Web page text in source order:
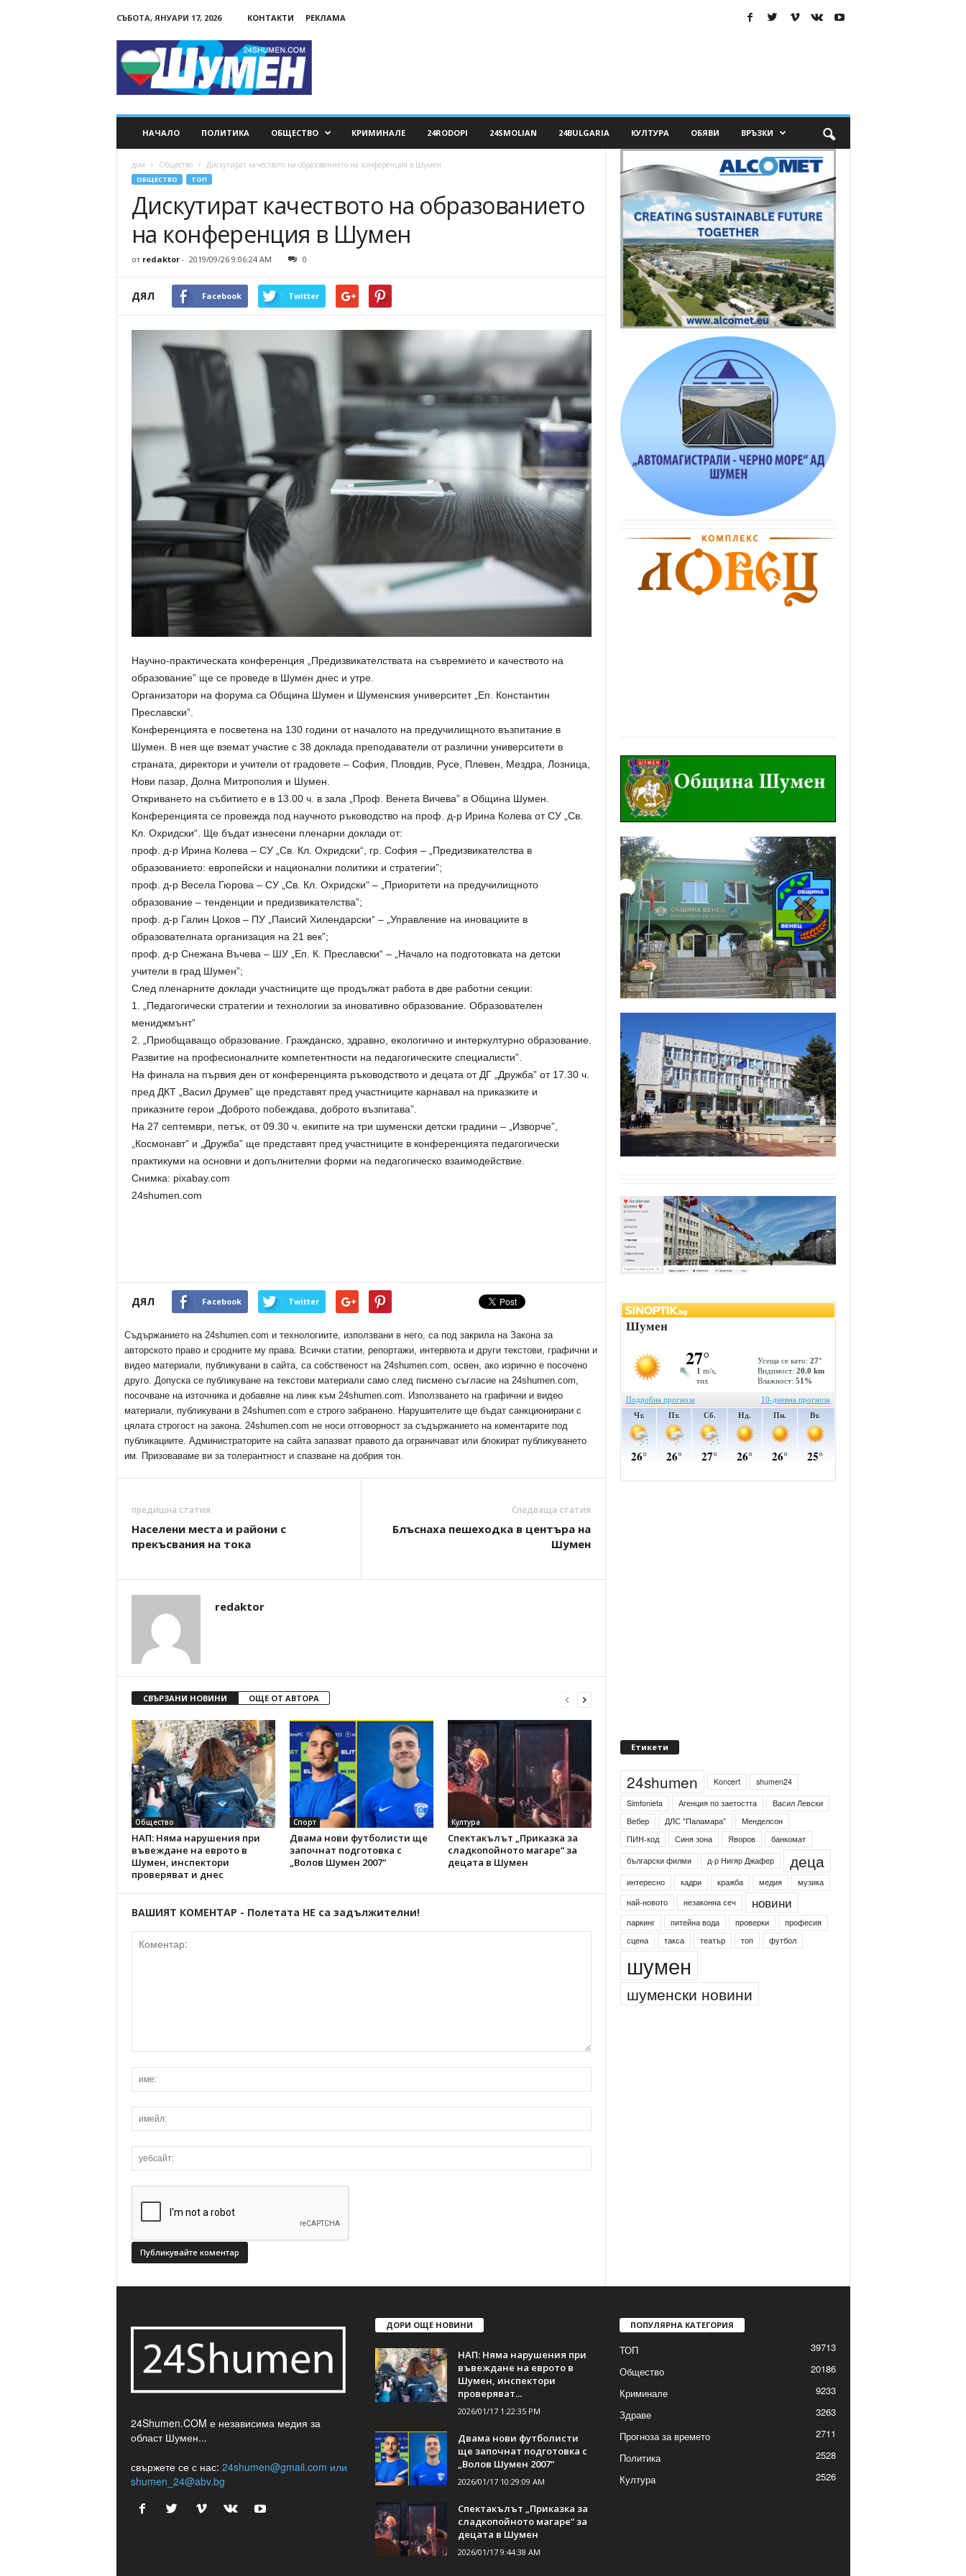
СЪБОТА, ЯНУАРИ 17, 2026 КОНТАКТИ РЕКЛАМА
НАЧАЛО ПОЛИТИКА ОБЩЕСТВО КРИМИНАЛЕ 24RODOPI 24SMOLIAN 24BULGARIA КУЛТУРА ОБЯВИ ВРЪЗКИ
дом Общество Дискутират качеството на образованието на конференция в Шумен
ОБЩЕСТВО ТОП
Дискутират качеството на образованието
на конференция в Шумен
от redaktor- 2019/09/26 9:06:24 AM 0
ДЯЛ Facebook Twitter
Научно-практическата конференция „Предизвикателствата на съвремието и качеството на
образование” ще се проведе в Шумен днес и утре.
Организатори на форума са Община Шумен и Шуменския университет „Еп. Константин
Преславски”.
Конференцията е посветена на 130 години от началото на предучилищното възпитание в
Шумен. В нея ще вземат участие с 38 доклада преподаватели от различни университети в
страната, директори и учители от градовете – София, Пловдив, Русе, Плевен, Мездра, Лозница,
Нови пазар, Долна Митрополия и Шумен.
Откриването на събитието е в 13.00 ч. в зала „Проф. Венета Вичева” в Община Шумен.
Конференцията се провежда под научното ръководство на проф. д-р Ирина Колева от СУ „Св.
Кл. Охридски“. Ще бъдат изнесени пленарни доклади от:
проф. д-р Ирина Колева – СУ „Св. Кл. Охридски“, гр. София – „Предизвикателства в
образованието: европейски и национални политики и стратегии”;
проф. д-р Весела Гюрова – СУ „Св. Кл. Охридски“ – „Приоритети на предучилищното
образование – тенденции и предизвикателства”;
проф. д-р Галин Цоков – ПУ „Паисий Хилендарски“ – „Управление на иновациите в
образователната организация на 21 век”;
проф. д-р Снежана Въчева – ШУ „Еп. К. Преславски“ – „Начало на подготовката на детски
учители в град Шумен”;
След пленарните доклади участниците ще продължат работа в две работни секции:
1. „Педагогически стратегии и технологии за иновативно образование. Образователен
мениджмънт”
2. „Приобщаващо образование. Гражданско, здравно, екологично и интеркултурно образование.
Развитие на професионалните компетентности на педагогическите специалисти”.
На финала на първия ден от конференцията ръководството и децата от ДГ „Дружба” от 17.30 ч.
пред ДКТ „Васил Друмев” ще представят пред участниците карнавал на приказките и
приказните герои „Доброто побеждава, доброто възпитава”.
На 27 септември, петък, от 09.30 ч. екипите на три шуменски детски градини – „Изворче”,
„Космонавт” и „Дружба” ще представят пред участниците в конференцията педагогически
практикуми на основни и допълнителни форми на педагогическо взаимодействие.
Снимка: pixabay.com
24shumen.com
ДЯЛ Facebook Twitter
Съдържанието на 24shumen.com и технологиите, използвани в него, са под закрила на Закона за
авторското право и сродните му права. Всички статии, репортажи, интервюта и други текстови, графични и
видео материали, публикувани в сайта, са собственост на 24shumen.com, освен, ако изрично е посочено
друго. Допуска се публикуване на текстови материали само след писмено съгласие на 24shumen.com,
посочване на източника и добавяне на линк към 24shumen.com. Използването на графични и видео
материали, публикувани в 24shumen.com е строго забранено. Нарушителите ще бъдат санкционирани с
цялата строгост на закона. 24shumen.com не носи отговорност за съдържанието на коментарите под
публикациите. Администраторите на сайта запазват правото да ограничават или блокират публикуването
им. Призоваваме ви за толерантност и спазване на добрия тон.
предишна статия
Населени места и райони с
прекъсвания на тока
Следваща статия
Блъснаха пешеходка в центъра на
Шумен
redaktor
СВЪРЗАНИ НОВИНИ ОЩЕ ОТ АВТОРА
Общество
НАП: Няма нарушения при
въвеждане на еврото в
Шумен, инспектори
проверяват и днес
Спорт
Двама нови футболисти ще
започнат подготовка с
„Волов Шумен 2007“
Култура
Спектакълът „Приказка за
сладкопойното магаре“ за
децата в Шумен
ВАШИЯТ КОМЕНТАР - Полетата НЕ са задължителни!
Етикети
24shumen Koncert
shumen24
Simfonieta
Агенция по заетостта
Васил Левски
Вебер
ДЛС "Паламара"
Менделсон
ПИН-код
Синя зона Яворов
банкомат
български филми
д-р Нигяр Джафер деца
интересно кадри кражба медия
музика
най-новото
незаконна сеч новини
паркинг питейна вода проверки
професия
сцена
такса театър топ футбол
шумен
шуменски новини
24Shumen.COM е независима медия за
област Шумен...
свържете се с нас: 24shumen@gmail.com или
shumen_24@abv.bg
ДОРИ ОЩЕ НОВИНИ
НАП: Няма нарушения при
въвеждане на еврото в
Шумен, инспектори
проверяват...
2026/01/17 1:22:35 PM
Двама нови футболисти
ще започнат подготовка с
„Волов Шумен 2007“
2026/01/17 10:29:09 AM
Спектакълът „Приказка за
сладкопойното магаре“ за
децата в Шумен
2026/01/17 9:44:38 AM
ПОПУЛЯРНА КАТЕГОРИЯ
ТОП
39713
Общество
20186
Криминале
9233
Здраве
3263
Прогноза за времето
2711
Политика
2528
Култура
2526